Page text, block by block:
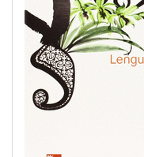
Lengua
Castellana
y
Literatura